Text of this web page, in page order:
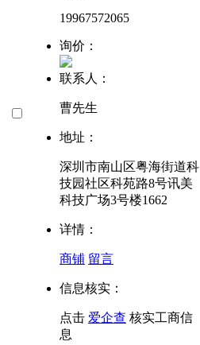
19967572065
询价：
联系人：
曹先生
地址：
深圳市南山区粤海街道科
技园社区科苑路8号讯美
科技广场3号楼1662
详情：
商铺 留言
信息核实：
点击 爱企查 核实工商信
息